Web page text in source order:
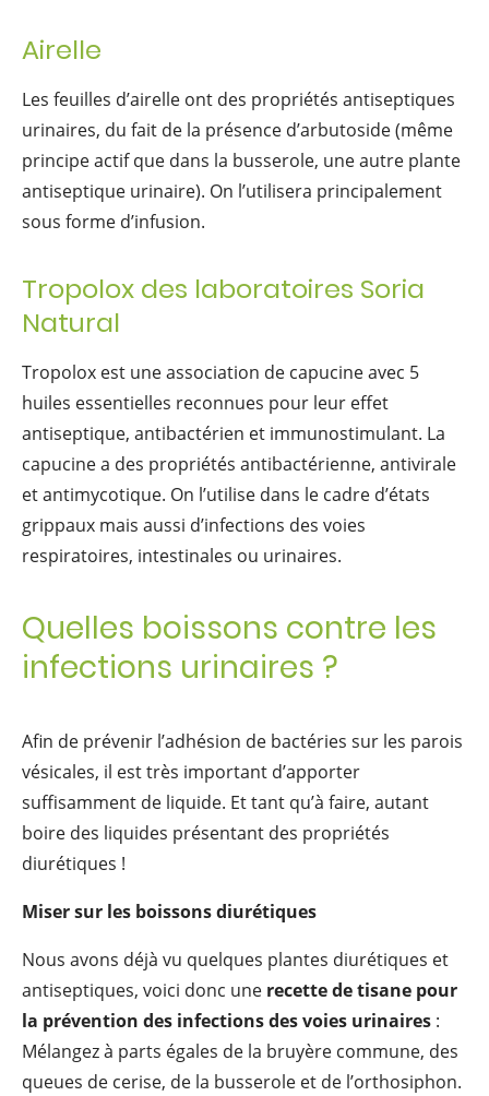
Airelle
Les feuilles d’airelle ont des propriétés antiseptiques
urinaires, du fait de la présence d’arbutoside (même
principe actif que dans la busserole, une autre plante
antiseptique urinaire). On l’utilisera principalement
sous forme d’infusion.
Tropolox des laboratoires Soria
Natural
Tropolox est une association de capucine avec 5
huiles essentielles reconnues pour leur effet
antiseptique, antibactérien et immunostimulant. La
capucine a des propriétés antibactérienne, antivirale
et antimycotique. On l’utilise dans le cadre d’états
grippaux mais aussi d’infections des voies
respiratoires, intestinales ou urinaires.
Quelles boissons contre les
infections urinaires ?
Afin de prévenir l’adhésion de bactéries sur les parois
vésicales, il est très important d’apporter
suffisamment de liquide. Et tant qu’à faire, autant
boire des liquides présentant des propriétés
diurétiques !
Miser sur les boissons diurétiques
Nous avons déjà vu quelques plantes diurétiques et
antiseptiques, voici donc une recette de tisane pour
la prévention des infections des voies urinaires :
Mélangez à parts égales de la bruyère commune, des
queues de cerise, de la busserole et de l’orthosiphon.